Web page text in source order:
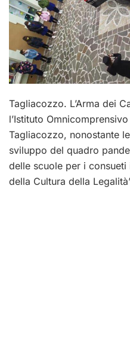
Tagliacozzo. L’Arma dei
l’Istituto
Tagliacozzo, nonostante
sviluppo del quadro
delle scuole per i
della Cultura della